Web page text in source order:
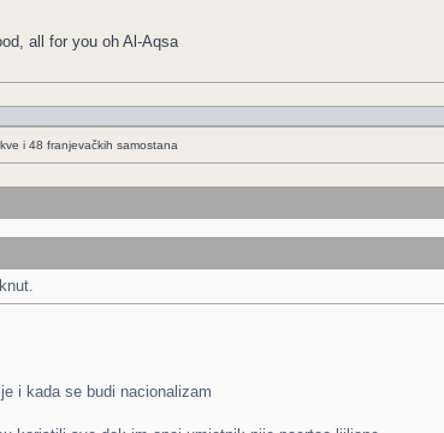
all for you oh Al-Aqsa
i 48 franjevačkih samostana
i kada se budi nacionalizam